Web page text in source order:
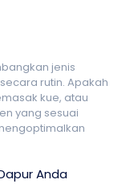
jenis
rutin. Apakah
kue, atau
yang sesuai
Anda